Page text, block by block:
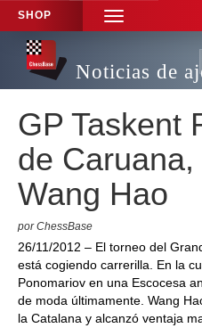
SHOP
TOGGLE
NAVIGATION
Noticias de
GP Taskent
de
Wang Hao
por ChessBase
26/11/2012 – El torneo del
está cogiendo carrerilla. En la
Ponomariov en una Escocesa
de moda últimamente. Wang
la Catalana y alcanzó ventaja